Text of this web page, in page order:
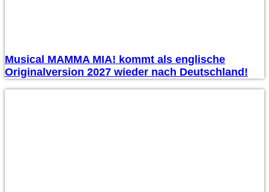
Musical MAMMA MIA! kommt als englische
Originalversion 2027 wieder nach Deutschland!